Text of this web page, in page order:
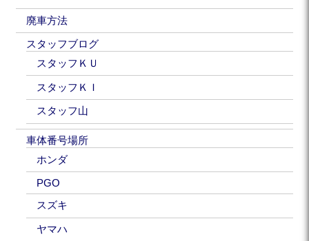
廃車方法
スタッフブログ
スタッフＫＵ
スタッフＫＩ
スタッフ山
車体番号場所
ホンダ
PGO
スズキ
ヤマハ